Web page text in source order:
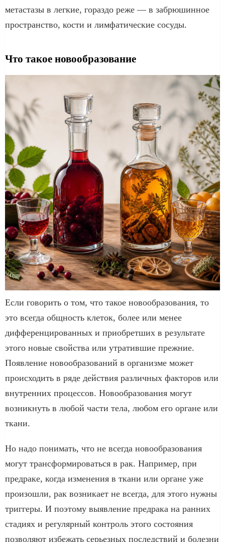
метастазы в легкие, гораздо реже — в забрюшинное
пространство, кости и лимфатические сосуды.
Что такое новообразование
Если говорить о том, что такое новообразования, то
это всегда общность клеток, более или менее
дифференцированных и приобретших в результате
этого новые свойства или утратившие прежние.
Появление новообразований в организме может
происходить в ряде действия различных факторов или
внутренних процессов. Новообразования могут
возникнуть в любой части тела, любом его органе или
ткани.
Но надо понимать, что не всегда новообразования
могут трансформироваться в рак. Например, при
предраке, когда изменения в ткани или органе уже
произошли, рак возникает не всегда, для этого нужны
триггеры. И поэтому выявление предрака на ранних
стадиях и регулярный контроль этого состояния
позволяют избежать серьезных последствий и болезни